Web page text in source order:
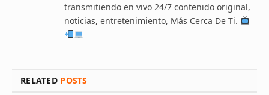
transmitiendo en vivo 24/7 contenido original,
noticias, entretenimiento, Más Cerca De Ti.
RELATED POSTS